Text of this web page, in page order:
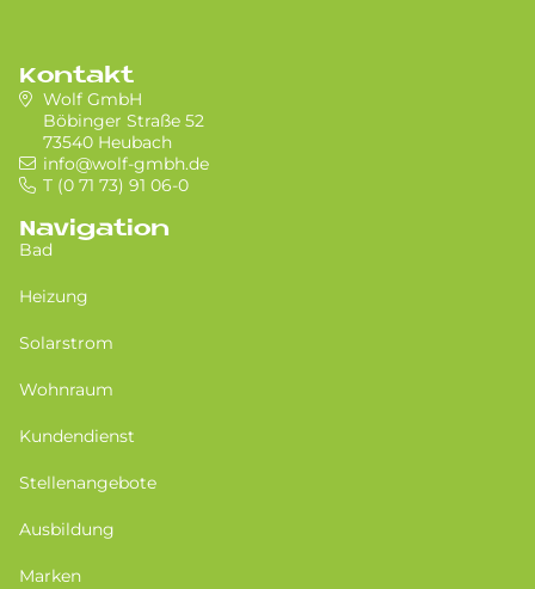
Kontakt
Wolf GmbH
Böbinger Straße 52
73540 Heubach
info@wolf-gmbh.de
T (0 71 73) 91 06-0
Navigation
Bad
Heizung
Solarstrom
Wohnraum
Kundendienst
Stellenangebote
Ausbildung
Marken